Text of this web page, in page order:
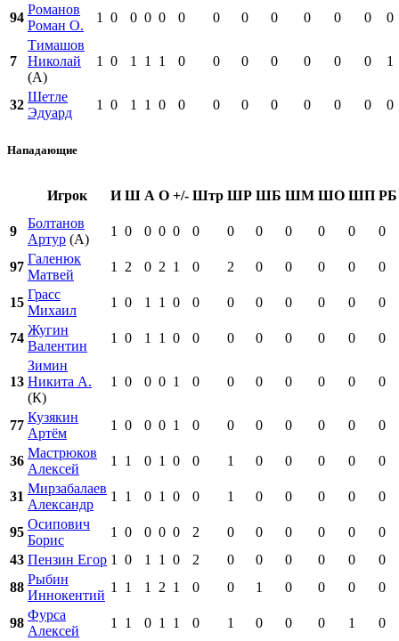
94
Романов
Роман О.
1 0 0 0 0 0 0 0 0 0 0 0 0
7
Тимашов
Николай
(А)
1 0 1 1 1 0 0 0 0 0 0 0 1
32
Шетле
Эдуард
1 0 1 1 0 0 0 0 0 0 0 0 0
Нападающие
Игрок И Ш А О +/- Штр ШР ШБ ШМ ШО ШП РБ
9
Болтанов
Артур (А)
1 0 0 0 0 0 0 0 0 0 0 0
97
Галенюк
Матвей
1 2 0 2 1 0 2 0 0 0 0 0
15
Грасс
Михаил
1 0 1 1 0 0 0 0 0 0 0 0
74
Жугин
Валентин
1 0 1 1 0 0 0 0 0 0 0 0
13
Зимин
Никита А.
(К)
1 0 0 0 1 0 0 0 0 0 0 0
77
Кузякин
Артём
1 0 0 0 1 0 0 0 0 0 0 0
36
Мастрюков
Алексей
1 1 0 1 0 0 1 0 0 0 0 0
31
Мирзабалаев
Александр
1 1 0 1 0 0 1 0 0 0 0 0
95
Осипович
Борис
1 0 0 0 0 2 0 0 0 0 0
0
43 Пензин Егор 1 0 1 1 0 2 0 0 0 0 0
0
88
Рыбин
Иннокентий
1 1 1 2 1 0 0 1 0 0 0 0
98
Фурса
Алексей
1 1 0 1 1 0 1 0 0 0 1
0